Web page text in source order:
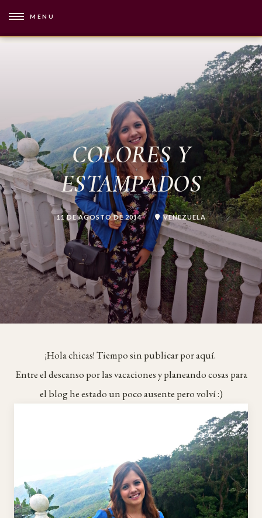
MENU
COLORES Y
ESTAMPADOS
11 DE AGOSTO DE 2014 VENEZUELA
¡Hola chicas! Tiempo sin publicar por aquí.
Entre el descanso por las vacaciones y planeando cosas para
el blog he estado un poco ausente pero volví :)